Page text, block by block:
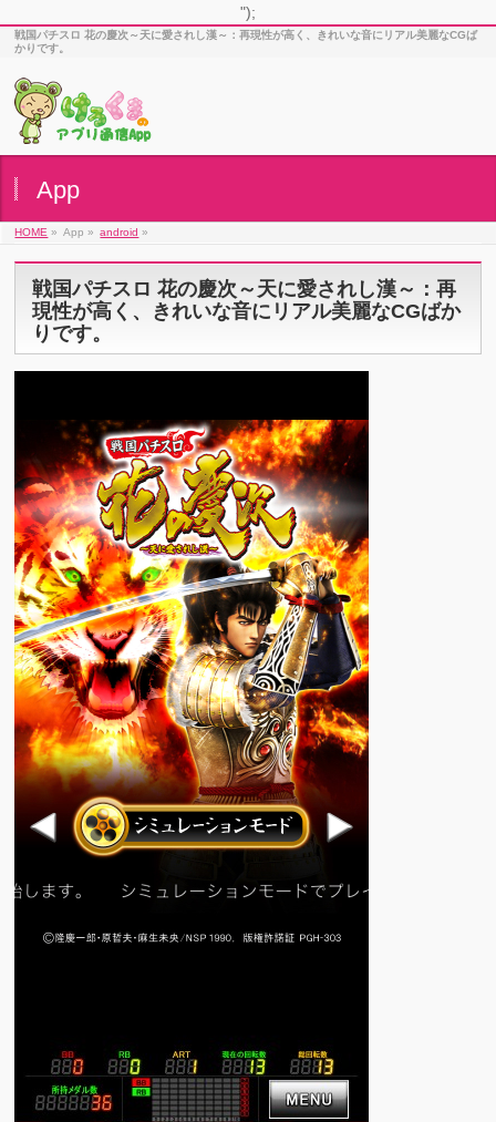
");
戦国パチスロ 花の慶次～天に愛されし漢～：再現性が高く、きれいな音にリアル美麗なCGば
かりです。
App
HOME » App » android »
戦国パチスロ 花の慶次～天に愛されし漢～：再
現性が高く、きれいな音にリアル美麗なCGばか
りです。